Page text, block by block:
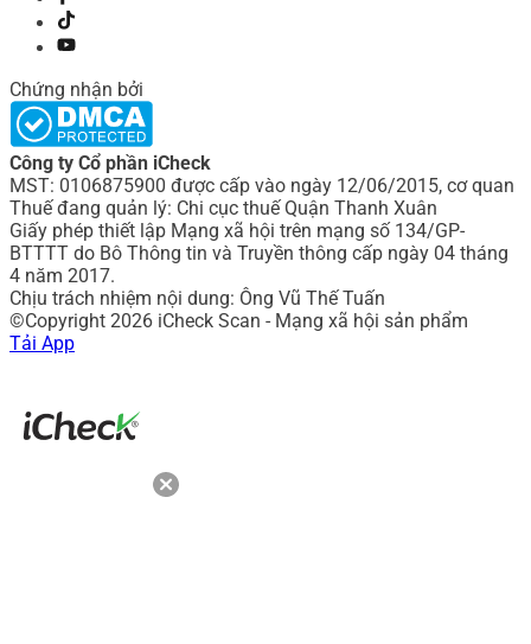
Chứng nhận bởi
Công ty Cổ phần iCheck
MST: 0106875900 được cấp vào ngày 12/06/2015, cơ quan
Thuế đang quản lý: Chi cục thuế Quận Thanh Xuân
Giấy phép thiết lập Mạng xã hội trên mạng số 134/GP-
BTTTT do Bô Thông tin và Truyền thông cấp ngày 04 tháng
4 năm 2017.
Chịu trách nhiệm nội dung: Ông Vũ Thế Tuấn
©Copyright 2026 iCheck Scan - Mạng xã hội sản phẩm
Tải App